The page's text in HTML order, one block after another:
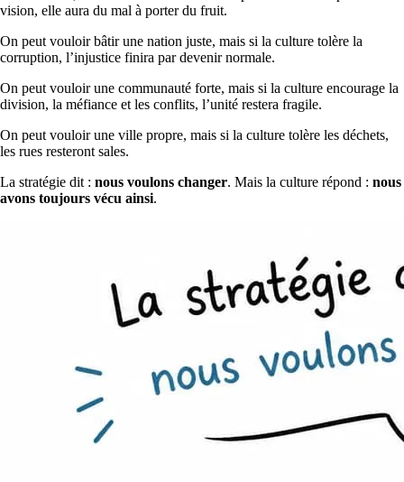
vision, elle aura du mal à porter du fruit.
On peut vouloir bâtir une nation juste, mais si la culture tolère la
corruption, l’injustice finira par devenir normale.
On peut vouloir une communauté forte, mais si la culture encourage la
division, la méfiance et les conflits, l’unité restera fragile.
On peut vouloir une ville propre, mais si la culture tolère les déchets,
les rues resteront sales.
La stratégie dit : nous voulons changer. Mais la culture répond : nous
avons toujours vécu ainsi.